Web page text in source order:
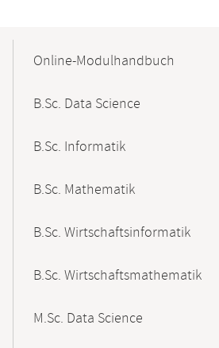
NavigationOnline-Modulhandbuch
B.Sc. Data Science
B.Sc. Informatik
B.Sc. Mathematik
B.Sc. Wirtschaftsinformatik
B.Sc. Wirtschaftsmathematik
M.Sc. Data Science